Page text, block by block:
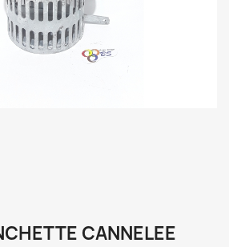
CANNELEE